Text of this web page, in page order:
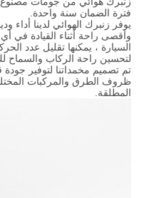
فترة الضمان سنة واحدة.
يوفر زنبرك الهوائي لدينا أداء
وأقصى راحة أثناء القيادة في
السيارة ، يمكنها تقليل عدد
لتحسين راحة الركاب والسماح
تم تصميم مخمداتنا لتوفير
ظروف الطرق والمركبات
المطلقة.